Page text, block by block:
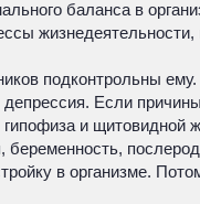
баланса в
подконтрольны
Если
и щитовидной
в организме.